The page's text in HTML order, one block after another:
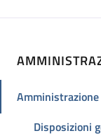
Attivo
Disposizioni